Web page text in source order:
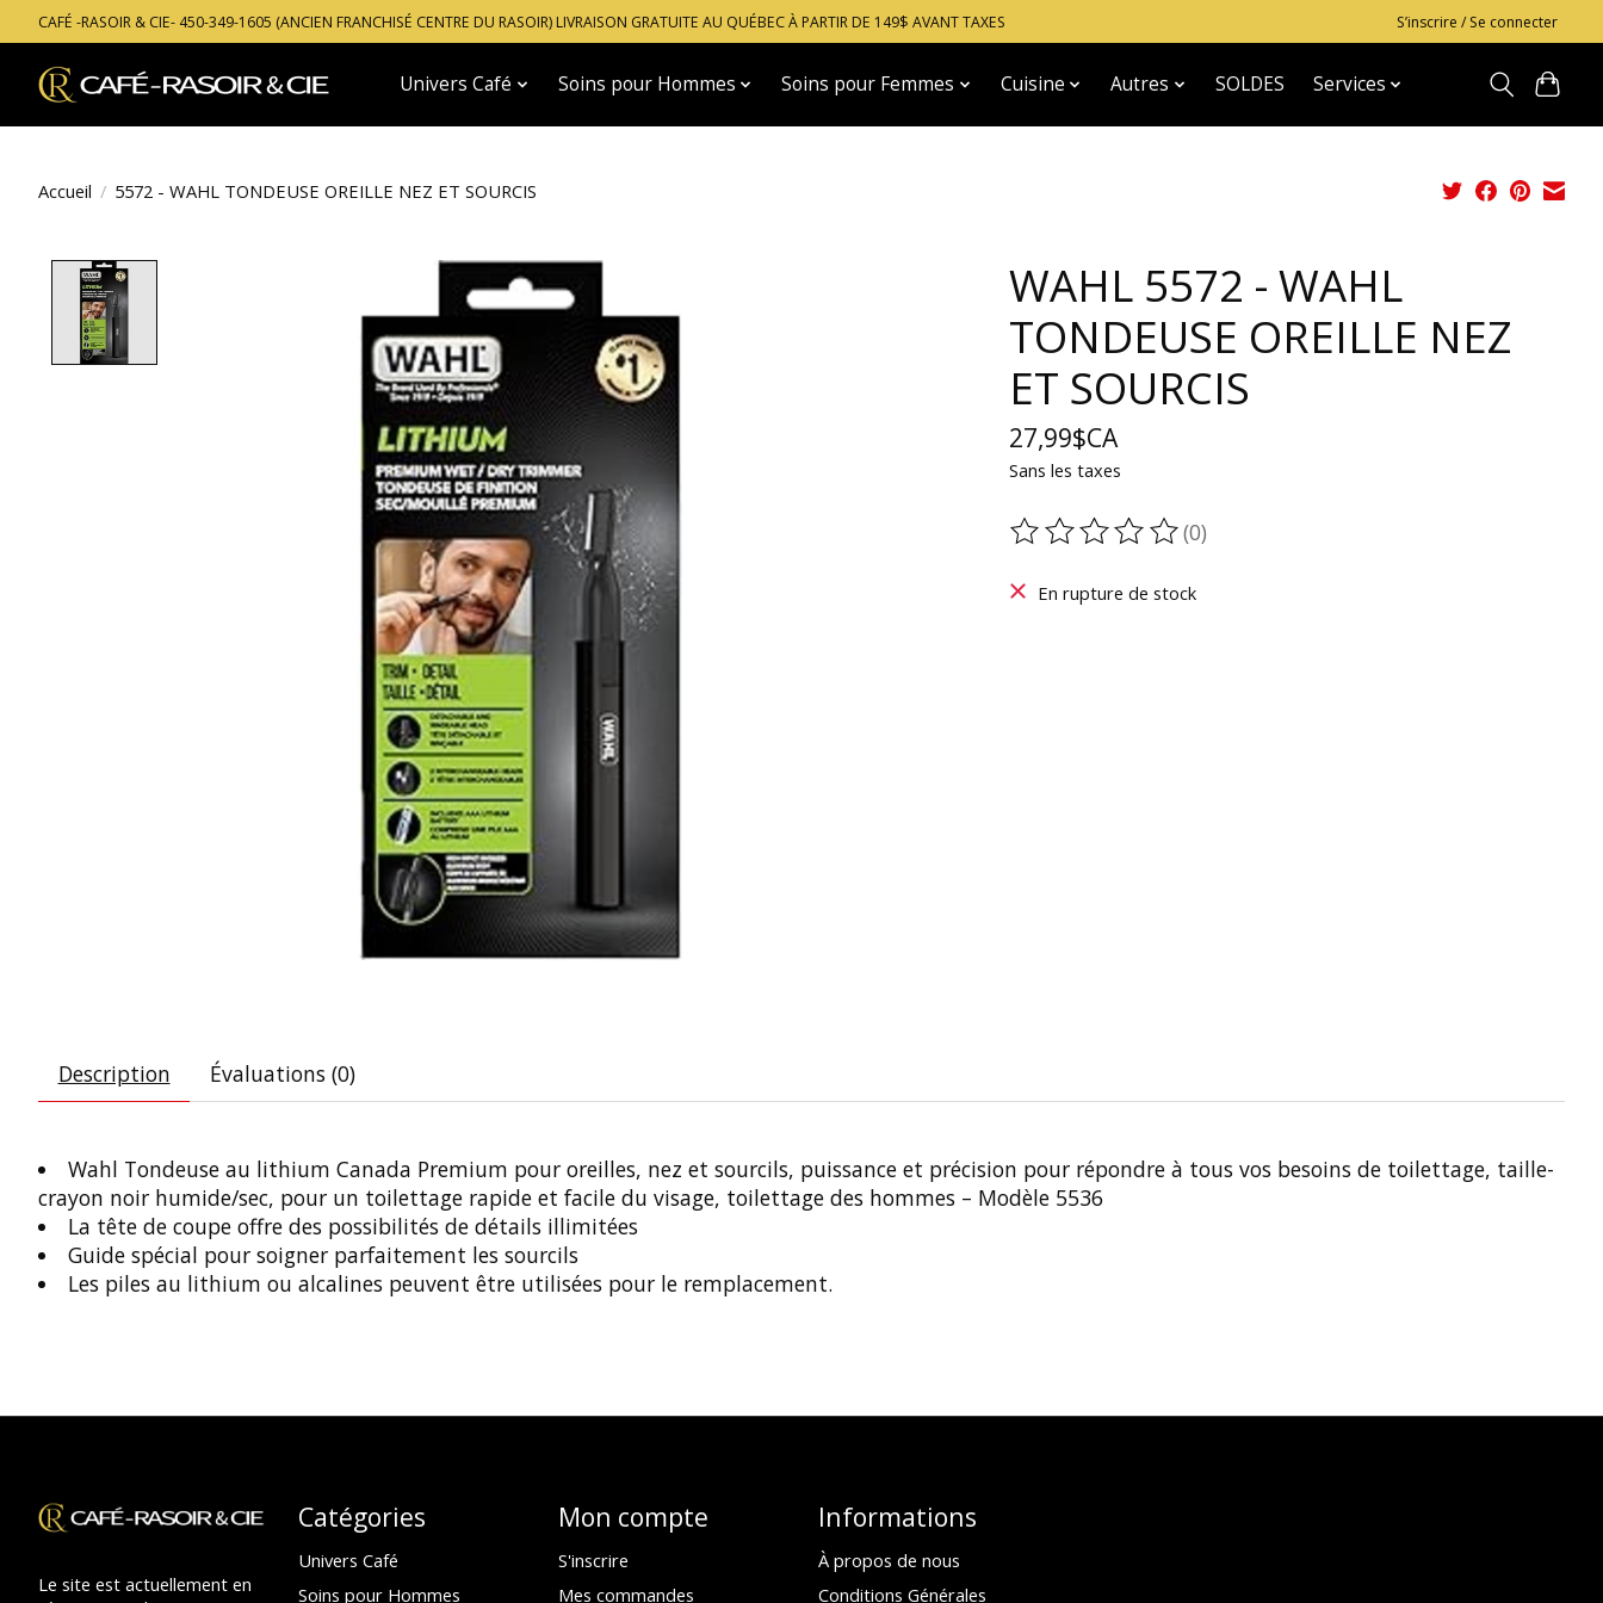
CAFÉ -RASOIR & CIE- 450-349-1605 (ANCIEN FRANCHISÉ CENTRE DU RASOIR) LIVRAISON GRATUITE AU QUÉBEC À PARTIR DE 149$ AVANT TAXES S’inscrire / Se connecter
Univers Café Soins pour Hommes Soins pour Femmes Cuisine Autres SOLDES Services
Accueil / 5572 - WAHL TONDEUSE OREILLE NEZ ET SOURCIS
WAHL 5572 - WAHL
TONDEUSE OREILLE NEZ
ET SOURCIS
27,99$CA
Sans les taxes
Ce produit est évalué à
(0)
En rupture de stock
Description Évaluations (0)
Wahl Tondeuse au lithium Canada Premium pour oreilles, nez et sourcils, puissance et précision pour répondre à tous vos besoins de toilettage, taille-
crayon noir humide/sec, pour un toilettage rapide et facile du visage, toilettage des hommes – Modèle 5536
La tête de coupe offre des possibilités de détails illimitées
Guide spécial pour soigner parfaitement les sourcils
Les piles au lithium ou alcalines peuvent être utilisées pour le remplacement.
Le site est actuellement en
Catégories
Univers Café
Soins pour Hommes
Mon compte
S'inscrire
Mes commandes
Informations
À propos de nous
Conditions Générales